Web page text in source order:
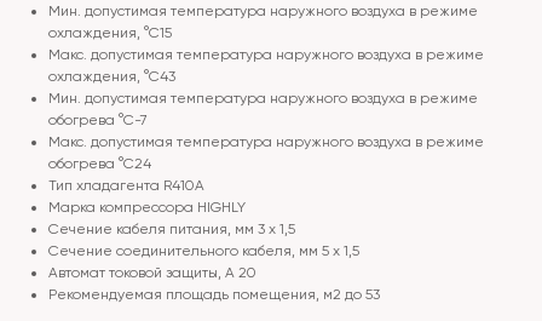
Мин. допустимая температура наружного воздуха в режиме
охлаждения, °С15
Макс. допустимая температура наружного воздуха в режиме
охлаждения, °С43
Мин. допустимая температура наружного воздуха в режиме
обогрева °С-7
Макс. допустимая температура наружного воздуха в режиме
обогрева °С24
Тип хладагента R410A
Марка компрессора HIGHLY
Сечение кабеля питания, мм 3 х 1,5
Сечение соединительного кабеля, мм 5 х 1,5
Автомат токовой защиты, A 20
Рекомендуемая площадь помещения, м2 до 53